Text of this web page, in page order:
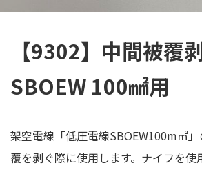
【9302】中間被覆
SBOEW 100㎟用
架空電線「低圧電線SBOEW100m㎡
覆を剥ぐ際に使用します。ナイフを使